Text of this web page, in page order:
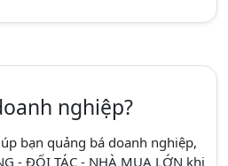
nghiệp?
bạn quảng bá doanh nghiệp,
- ĐỐI TÁC - NHÀ MUA LỚN khi